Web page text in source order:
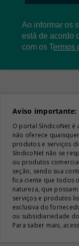
Ao informar os
está de acordo
com os Termos
Aviso importante:
O portal SíndicoNet é
não oferece
produtos e serviços
SíndicoNet não se
ou produtos
seção, sendo sua
fica ciente que todos
natureza, que
serviços e produtos
exclusiva do
ou subsidiariedade
Para saber mais,